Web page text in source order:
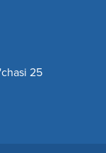
25